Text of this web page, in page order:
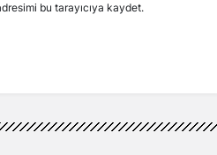
bu tarayıcıya kaydet.